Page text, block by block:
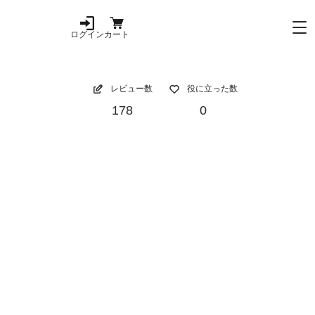
ログインカート
レビュー数
178
役に立った数
0